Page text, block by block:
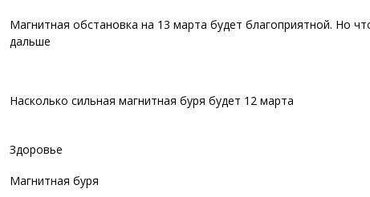
Магнитная обстановка на 13 марта будет благоприятной. Но
дальше
Насколько сильная магнитная буря будет 12 марта
Здоровье
Магнитная буря